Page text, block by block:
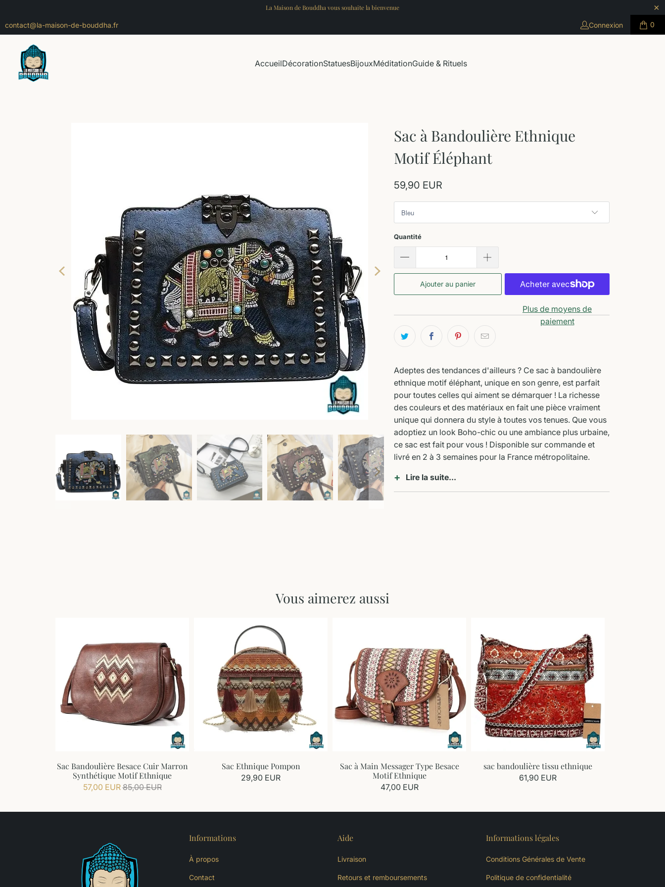
La Maison de Bouddha vous souhaite la bienvenue
contact@la-maison-de-bouddha.fr Connexion 0
AccueilDécorationStatuesBijouxMéditationGuide & Rituels
Sac à Bandoulière Ethnique
Motif Éléphant
59,90 EUR
Quantité
Ajouter au panier
Plus de moyens de
paiement
Adeptes des tendances d'ailleurs ? Ce sac à bandoulière
ethnique motif éléphant, unique en son genre, est parfait
pour toutes celles qui aiment se démarquer ! La richesse
des couleurs et des matériaux en fait une pièce vraiment
unique qui donnera du style à toutes vos tenues. Que vous
adoptiez un look Boho-chic ou une ambiance plus urbaine,
ce sac est fait pour vous ! Disponible sur commande et
livré en 2 à 3 semaines pour la France métropolitaine.
Lire la suite...
Vous aimerez aussi
Sac Bandoulière Besace Cuir Marron
Synthétique Motif Ethnique
57,00 EUR85,00 EUR
Sac Ethnique Pompon
29,90 EUR
Sac à Main Messager Type Besace
Motif Ethnique
47,00 EUR
sac bandoulière tissu ethnique
61,90 EUR
Informations
À propos
Contact
Aide
Livraison
Retours et remboursements
Informations légales
Conditions Générales de Vente
Politique de confidentialité